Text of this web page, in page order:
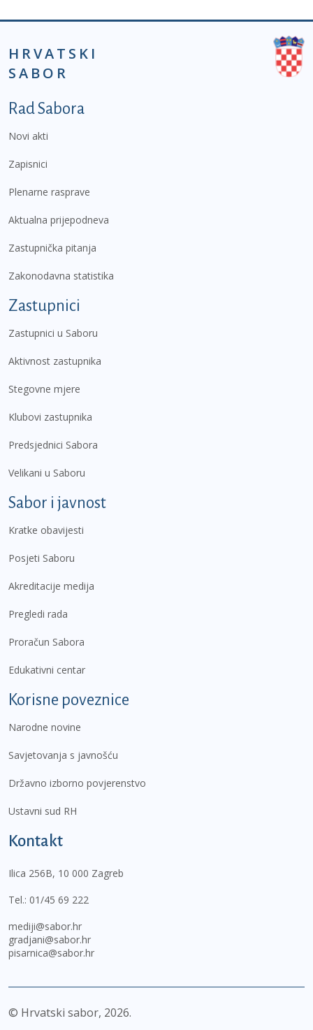
HRVATSKI
SABOR
Podnožje prvi izbornik
Rad Sabora
Novi akti
Zapisnici
Plenarne rasprave
Aktualna prijepodneva
Zastupnička pitanja
Zakonodavna statistika
Zastupnici
Zastupnici u Saboru
Aktivnost zastupnika
Stegovne mjere
Klubovi zastupnika
Predsjednici Sabora
Velikani u Saboru
Sabor i javnost
Kratke obavijesti
Posjeti Saboru
Akreditacije medija
Pregledi rada
Proračun Sabora
Edukativni centar
Korisne poveznice
Narodne novine
Savjetovanja s javnošću
Državno izborno povjerenstvo
Ustavni sud RH
Kontakt
Ilica 256B, 10 000 Zagreb
Tel.: 01/45 69 222
mediji@sabor.hr
gradjani@sabor.hr
pisarnica@sabor.hr
© Hrvatski sabor, 2026